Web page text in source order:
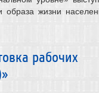
образа жизни
рабочих